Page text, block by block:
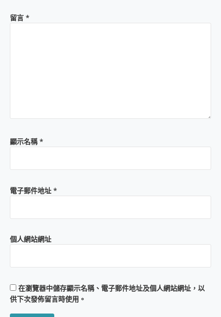
留言 *
顯示名稱*
電子郵件地址 *
個人網站網址
在瀏覽器中儲存顯示名稱、電子郵件地址及個人網站網址，以
供下次發佈留言時使用。